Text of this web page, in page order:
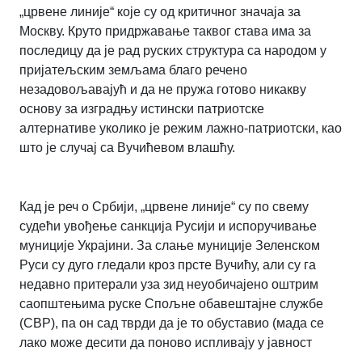
„црвене линије“ које су од критичног значаја за
Москву. Круто придржавање таквог става има за
последицу да је рад руских структура са народом у
пријатељским земљама благо речено
незадовољавајућ и да не пружа готово никакву
основу за изградњу истински патриотске
алтернативе уколико је режим лажно-патриотски, као
што је случај са Вучићевом влашћу.
Кад је реч о Србији, „црвене линије“ су по свему
судећи увођење санкција Русији и испоручивање
муниције Украјини. За слање муниције Зеленском
Руси су дуго гледали кроз прсте Вучићу, али су га
недавно притерали уза зид неуобичајено оштрим
саопштењима руске Спољне обавештајне службе
(СВР), па он сад тврди да је то обуставио (мада се
лако може десити да поново испливају у јавност